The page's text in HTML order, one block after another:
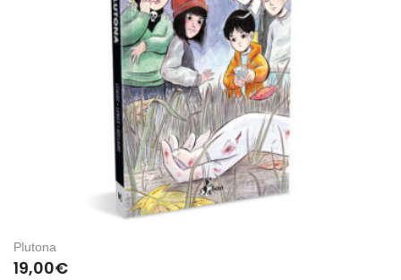
Plutona
19,00€